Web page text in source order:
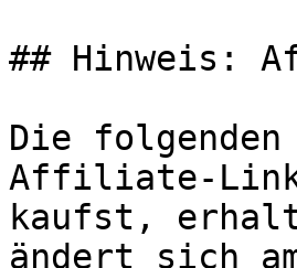
## Hinweis:
Die folgenden
Affiliate-
kaufst,
ändert sich